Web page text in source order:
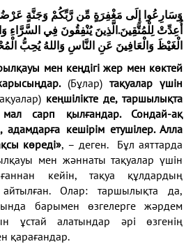
وَسَارِعُوا إِلَى مَغْفِرَةٍ مِّن رَّبِّكُمْ وَجَنَّةٍ
أُعِدِّتْ لِلْمُتَّقِينَ.الَّذِينَ يُنْفِقُونَ فِي السَّرَّاءِ
الْغَيْظَ وَالْعَافِينَ عَنِ النَّاسِ وَاللهُ يُحِبُّ
мен кеңдігі жер мен көктей
(Бұлар)тақуалар үшін
кеңшілікте де, таршылықта
сарп қылғандар. Сондай-ақ
кешірім етушілер. Алла
көреді», – деген. Бұл аяттарда
мен жәннаты тақуалар үшін
кейін, тақуа құлдардың
Олар: таршылықта да,
барымен өзгелерге жәрдем
ұстай алатындар әрі өзгенің
қарағандар.